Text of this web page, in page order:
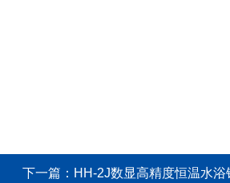
下一篇： HH-2J数显高精度恒温水浴